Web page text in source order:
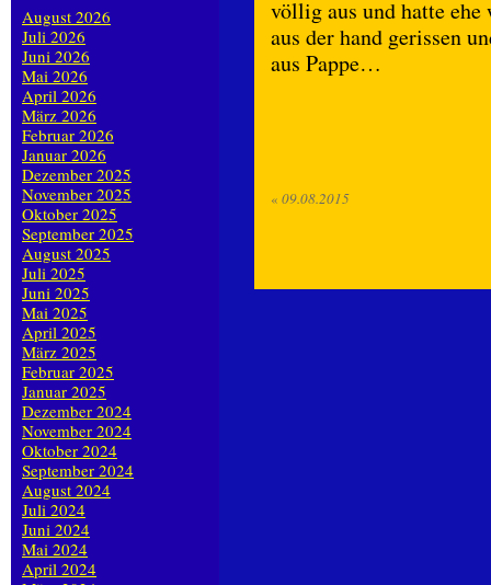
völlig aus und hatte ehe
aus der hand gerissen
aus Pappe…
« 09.08.2015
August 2026
Juli 2026
Juni 2026
Mai 2026
April 2026
März 2026
Februar 2026
Januar 2026
Dezember 2025
November 2025
Oktober 2025
September 2025
August 2025
Juli 2025
Juni 2025
Mai 2025
April 2025
März 2025
Februar 2025
Januar 2025
Dezember 2024
November 2024
Oktober 2024
September 2024
August 2024
Juli 2024
Juni 2024
Mai 2024
April 2024